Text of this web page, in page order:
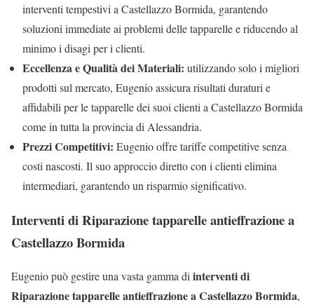
interventi tempestivi a Castellazzo Bormida, garantendo
soluzioni immediate ai problemi delle tapparelle e riducendo al
minimo i disagi per i clienti.
Eccellenza e Qualità dei Materiali: utilizzando solo i migliori
prodotti sul mercato, Eugenio assicura risultati duraturi e
affidabili per le tapparelle dei suoi clienti a Castellazzo Bormida
come in tutta la provincia di Alessandria.
Prezzi Competitivi: Eugenio offre tariffe competitive senza
costi nascosti. Il suo approccio diretto con i clienti elimina
intermediari, garantendo un risparmio significativo.
Interventi di Riparazione tapparelle antieffrazione a
Castellazzo Bormida
Eugenio può gestire una vasta gamma diinterventi di
Riparazione tapparelle antieffrazione a Castellazzo Bormida,